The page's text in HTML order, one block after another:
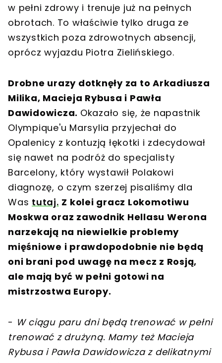
w pełni zdrowy i trenuje już na pełnych
obrotach. To właściwie tylko druga ze
wszystkich poza zdrowotnych absencji,
oprócz wyjazdu Piotra Zielińskiego.
Drobne urazy dotknęły za to Arkadiusza
Milika, Macieja Rybusa i Pawła
Dawidowicza. Okazało się, że napastnik
Olympique'u Marsylia przyjechał do
Opalenicy z kontuzją łękotki i zdecydował
się nawet na podróż do specjalisty
Barcelony, który wystawił Polakowi
diagnozę, o czym szerzej pisaliśmy dla
Was tutaj. Z kolei gracz Lokomotiwu
Moskwa oraz zawodnik Hellasu Werona
narzekają na niewielkie problemy
mięśniowe i prawdopodobnie nie będą
oni brani pod uwagę na mecz z Rosją,
ale mają być w pełni gotowi na
mistrzostwa Europy.
- W ciągu paru dni będą trenować w pełni
trenować z drużyną. Mamy też Macieja
Rybusa i Pawła Dawidowicza z delikatnymi